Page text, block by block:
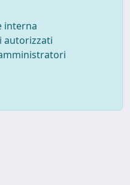
interna
autorizzati